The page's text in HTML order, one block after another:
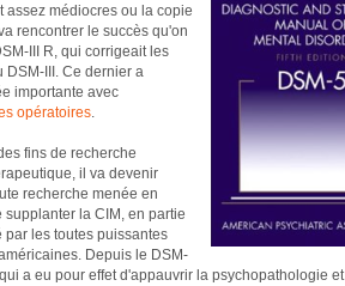
assez médiocres ou la copie
rencontrer le succès qu'on
III R, qui corrigeait les
DSM-III. Ce dernier a
importante avec
opératoires
fins de recherche
il va devenir
recherche menée en
la CIM, en partie
les toutes puissantes
Depuis le DSM-
a eu pour effet d'appauvrir la psychopathologie et